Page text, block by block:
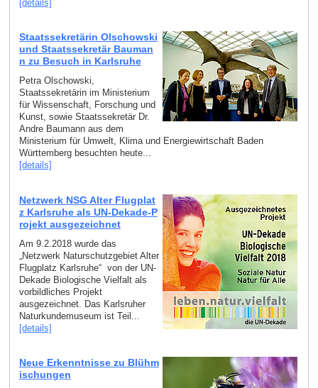
[details]
Staatssekretärin Olschowski
und Staatssekretär Bauman
n zu Besuch in Karlsruhe
Petra Olschowski,
Staatssekretärin im Ministerium
für Wissenschaft, Forschung und
Kunst, sowie Staatssekretär Dr.
Andre Baumann aus dem
Ministerium für Umwelt, Klima und Energiewirtschaft Baden
Württemberg besuchten heute...
[details]
Netzwerk NSG Alter Flugplat
z Karlsruhe als UN-Dekade-P
rojekt ausgezeichnet
Am 9.2.2018 wurde das
„Netzwerk Naturschutzgebiet Alter
Flugplatz Karlsruhe“ von der UN-
Dekade Biologische Vielfalt als
vorbildliches Projekt
ausgezeichnet. Das Karlsruher
Naturkundemuseum ist Teil...
[details]
Neue Erkenntnisse zu Blühm
ischungen